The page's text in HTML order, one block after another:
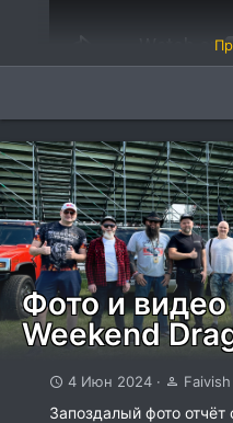
Фото и видео
Weekend
4 Июн 2024 Faivish
Запоздалый фото